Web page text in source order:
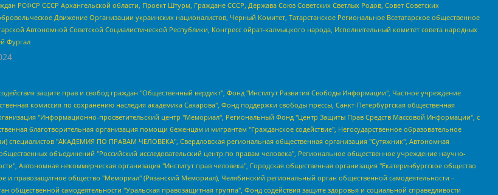
РСФСР СССР Архангельской области, Проект Штурм, Граждане СССР, Держава Союз Советских Светлых Родов, Совет Советских
Движение Организации украинских националистов, Черный Комитет, Татарстанское Региональное Всетатарское общественное
Автономной Советской Социалистической Республики, Конгресс ойрат-калмыцкого народа, Исполнительный комитет совета народных
Фургал
Риге, Латвийская Республика (дата регистрации 26.06.2015), являющееся администратором доменного имени интернет-издания "The Insider SIA", https://theins.ru, Постернак Алексей Евгеньевич, Рубин Михаил Аркадьевич, Анин Роман Александрович, Юридическое лицо Istories fonds, зарегистрированное в Латвийской Республике (регистрационный номер 50008295751, дата регистрации 24.02.2020), Великовский Дмитрий Александрович, Долинина Ирина Николаевна, Мароховская Алеся Алексеевна, Шлейнов Роман Юрьевич, Шмагун Олеся Валентиновна, Общество с ограниченной ответственностью "Альтаир 2021", Общество с ограниченной ответственностью "Вега 2021", Общество с ограниченной ответственностью "Главный редактор 2021", Общество с ограниченной ответственностью "Ромашки монолит", Важенков Артем Валерьевич, Ивановская областная общественная организация "Центр гендерных исследований", Гурман Юрий Альбертович, Медиапроект "ОВД-Инфо", Егоров Владимир Владимирович, Жилинский Владимир Александрович, Общество с ограниченной ответственностью "ЗП", Иванова София Юрьевна, Карезина Инна Павловна, Кильтау Екатерина Викторовна, Петров Алексей Викторович, Пискунов Сергей Евгеньевич, Смирнов Сергей Сергеевич, Тихонов Михаил Сергеевич, Общество с ограниченной ответственностью "ЖУРНАЛИСТ-ИНОСТРАННЫЙ АГЕНТ", Арапова Галина Юрьевна, Вольтская Татьяна Анатольевна, Американская компания "Mason G.E.S. Anonymous Foundation" (США), являющаяся владельцем интернет-издания https://mnews.world/, Компания "Stichting Bellingcat", зарегистрированная в Нидерландах (дата регистрации 11.07.2018), Захаров Андрей Вячеславович, Клепиковская Екатерина Дмитриевна, Общество с ограниченной ответственностью "МЕМО", Перл Роман Александрович, Симонов Евгений Алексеевич, Соловьева Елена Анатольевна, Сотников Даниил Владимирович, Сурначева Елизавета Дмитриевна, Автономная некоммерческая организация по защите прав человека и информированию населения "Якутия – Наше Мнение", Общество с ограниченной ответственностью "Москоу диджитал медиа", с 26.01.2023 Общество с ограниченной ответственностью "Чайка Белые сады", Ветошкина Валерия Валерьевна, Заговора Максим Александрович, Межрегиональное общественное движение "Российская ЛГБТ - сеть", Оленичев Максим Владимирович, Павлов Иван Юрьевич, Скворцова Елена Сергеевна, Общество с ограниченной ответственностью "Как бы инагент", Кочетков Игорь Викторович, Общество с ограниченной ответственностью "Честные выборы", Еланчик Олег Александрович, Общество с ограниченной ответственностью "Нобелевский призыв", Гималова Регина Эмилевна, Григорьев Андрей Валерьевич, Григорьева Алина Александровна, Ассоциация по содействию защите прав призывников, альтернативнослужащих и военнослужащих "Правозащитная группа "Гражданин.Армия.Право", Хисамова Регина Фаритовна, Автономная некоммерческая организация по реализации социально-правовых программ "Лилит", Дальневосточное общественное движение "Маяк", Санкт-Петербургская ЛГБТ-инициативная группа "Выход", Инициативная группа ЛГБТ+ "Реверс", Алексеев Андрей Викторович, Бекбулатова Таисия Львовна, Беляев Иван Михайлович, Владыкина Елена Сергеевна, Гельман Марат Александрович, Никульшина Вероника Юрьевна, Толоконникова Надежда Андреевна, Шендерович Виктор Анатольевич, Общество с ограниченной ответственностью "Данное сообщение", Общество с ограниченной ответственностью Издательский дом "Новая глава", Айнбиндер Александра Александровна, Московский комьюнити-центр для ЛГБТ+инициатив, Благотворительный фонд развития филантропии, Deutsche Welle (Германия, Kurt-Schumacher-Strasse 3, 53113 Bonn), Борзунова Мария Михайловна, Воробьев Виктор Викторович, Голубева Анна Львовна, Константинова Алла Михайловна, Малкова Ирина Владимировна, Мурадов Мурад Абдулгалимович, Осетинская Елизавета Николаевна, Понасенков Евгений Николаевич, Ганапольский Матвей Юрьевич, Киселев Евгений Алексеевич, Борухович Ирина Григорьевна, Дремин Иван Тимофеевич, Дубровский Дмитрий Викторович, Красноярская региональная общественная организация поддержки и развития альтернативных образовательных технологий и межкультурных коммуникаций "ИНТЕРРА", Маяковская Екатерина Алексеевна, Фейгин Марк Захарович, Филимонов Андрей Викторович, Дзугкоева Регина Николаевна, Доброхотов Роман Александрович, Дудь Юрий Александрович, Елкин Сергей Владимирович, Кругликов Кирилл Игоревич, Сабунаева Мария Леонидовна, Семенов Алексей Владимирович, Шаинян Карен Багратович, Шульман Екатерина Михайловна, Асафьев Артур Валерьевич, Вахштайн Виктор Семенович, Венедиктов Алексей Алексеевич, Лушникова Екатерина Евгеньевна, Волков Леонид Михайлович, Невзоров Александр Глебович, Пархоменко Сергей Борисович, Сироткин Ярослав Николаевич, Кара-Мурза Владимир Владимирович, Баранова Наталья Владимировна, Гозман Леонид Яковлевич, Кагарлицкий Борис Юльевич, Климарев Михаил Валерьевич, Милов Владимир Станиславович, Автономная некоммерческая организация Краснодарский центр современного искусства "Типография", Моргенштерн Алишер Тагирович, Соболь Любовь Эдуардовна, Общество с ограниченной ответственностью "ЛИЗА НОРМ", Каспаров Гарри Кимович, Ходорковский Михаил Борисович, Общество с ограниченной ответственностью "Апрельские тезисы", Данилович Ирина Брониславовна, Кашин Олег Владимирович, Петров Николай Владимирович, Пивоваров Алексей Владимирович, Соколов Михаил Владимирович, Цветкова Юлия Владимировна, Чичваркин Евгений Александрович, Комитет против пыток/Команда против пыток, Общество с ограниченной ответственностью "Первый научный", Общество с ограниченной ответственностью "Вертолет и ко", Белоцерковская Вероника Борисовна, Кац Максим Евгеньевич, Лазарева Татьяна Юрьевна, Шаведдинов Руслан Табризович, Яшин Илья Валерьевич, Общество с ограниченной ответственностью "Иноагент ААВ", Алешковский Дмитрий Петрович, Альбац Евгения Марковна, Быков Дмитрий Львович, Галямина Юлия Евгеньевна, Лойко Сергей Леонидович, Мартынов Кирилл Константинович, Медведев Сергей Александрович, Крашенинников Федор Геннадиевич, Гордеева Катерина Вл